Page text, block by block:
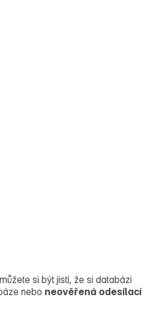
si být jistí, že si databázi
nebo neověřená odesílací